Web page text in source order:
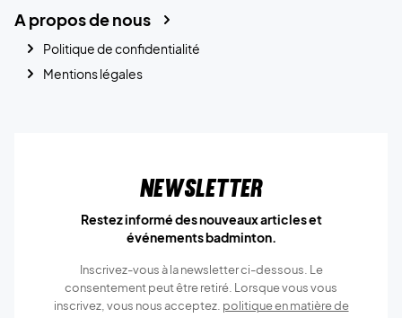
A propos de nous
Politique de confidentialité
Mentions légales
Newsletter
Restez informé des nouveaux articles et
événements badminton.
Inscrivez-vous à la newsletter ci-dessous. Le
consentement peut être retiré. Lorsque vous vous
inscrivez, vous nous acceptez. politique en matière de